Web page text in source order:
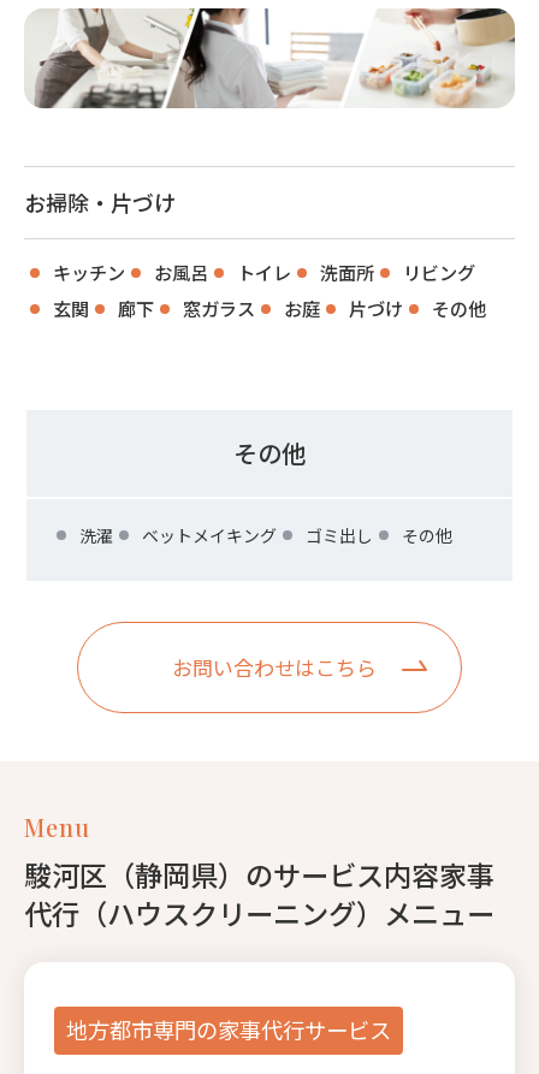
お掃除・片づけ
キッチン お風呂 トイレ 洗面所
リビング
玄関
廊下 窓ガラス お庭 片づけ その他
その他
洗濯 ベットメイキング ゴミ出し その他
お問い合わせはこちら
Menu
駿河区（静岡県）のサービス内容家事
代行（ハウスクリーニング）メニュー
地方都市専門の家事代行サービス